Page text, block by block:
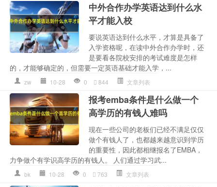
中外合作办学英语达到什么水
平才能入校
要说英语达到什么水平，才算是具备了
入学资格呢，在读中外合作办学时，还
是要看各院校安排的考试难度是怎样
的，才能够确定的，但需要一定英语基础才能入学，...
zw 10-28 0 844 文章列表
报考emba条件是什么做一个
高学历的有钱人难吗
现在一些公司的老板们已经不满足仅仅
做个有钱人了，也都越来越意识到学历
的重要性，因此都相继报名了EMBA，
力争做个有学识高学历的有钱人。 人们通过学习武...
bk 10-28 0 763 文章列表